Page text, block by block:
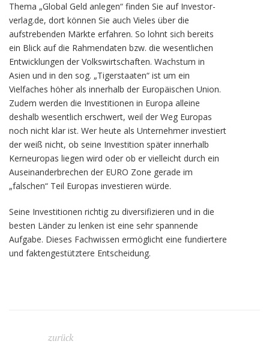
Thema „Global Geld anlegen“ finden Sie auf Investor-
verlag.de, dort können Sie auch Vieles über die
aufstrebenden Märkte erfahren. So lohnt sich bereits
ein Blick auf die Rahmendaten bzw. die wesentlichen
Entwicklungen der Volkswirtschaften. Wachstum in
Asien und in den sog. „Tigerstaaten“ ist um ein
Vielfaches höher als innerhalb der Europäischen Union.
Zudem werden die Investitionen in Europa alleine
deshalb wesentlich erschwert, weil der Weg Europas
noch nicht klar ist. Wer heute als Unternehmer investiert
der weiß nicht, ob seine Investition später innerhalb
Kerneuropas liegen wird oder ob er vielleicht durch ein
Auseinanderbrechen der EURO Zone gerade im
„falschen“ Teil Europas investieren würde.
Seine Investitionen richtig zu diversifizieren und in die
besten Länder zu lenken ist eine sehr spannende
Aufgabe. Dieses Fachwissen ermöglicht eine fundiertere
und faktengestütztere Entscheidung.
zurück